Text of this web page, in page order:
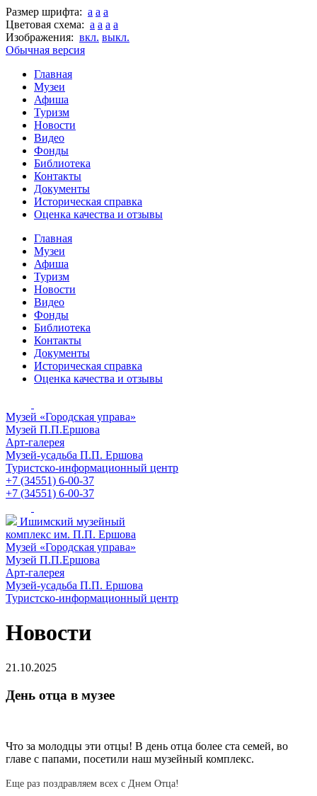
Размер шрифта: a a a
Цветовая схема: a a a a
Изображения: вкл. выкл.
Обычная версия
Главная
Музеи
Афиша
Туризм
Новости
Видео
Фонды
Библиотека
Контакты
Документы
Историческая справка
Оценка качества и отзывы
Главная
Музеи
Афиша
Туризм
Новости
Видео
Фонды
Библиотека
Контакты
Документы
Историческая справка
Оценка качества и отзывы
Музей «Городская управа»
Музей П.П.Ершова
Арт-галерея
Музей-усадьба П.П. Ершова
Туристско-информационный центр
+7 (34551) 6-00-37
+7 (34551) 6-00-37
Ишимский музейный
комплекс им. П.П. Ершова
Музей «Городская управа»
Музей П.П.Ершова
Арт-галерея
Музей-усадьба П.П. Ершова
Туристско-информационный центр
Новости
21.10.2025
День отца в музее
Что за молодцы эти отцы! В день отца более ста семей, во
главе с папами, посетили наш музейный комплекс.
Еще раз поздравляем всех с Днем Отца!